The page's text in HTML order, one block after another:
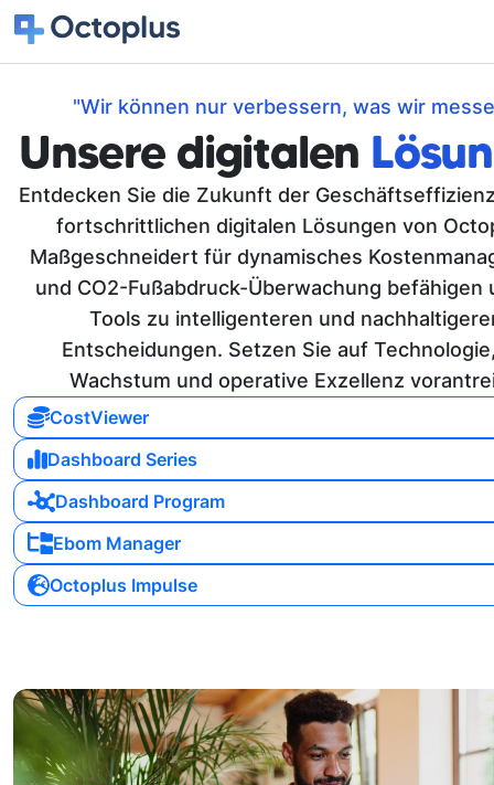
"Wir können nur verbessern, was wir
Unsere digitalen
Entdecken Sie die Zukunft der
fortschrittlichen digitalen Lösungen von
Maßgeschneidert für dynamisches
und CO2-Fußabdruck-Überwachung befähigen
Tools zu intelligenteren und
Entscheidungen. Setzen Sie auf
Wachstum und operative Exzellenz
CostViewer
Dashboard Series
Dashboard Program
Ebom Manager
Octoplus Impulse